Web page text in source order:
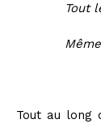
Tout
Tout au long